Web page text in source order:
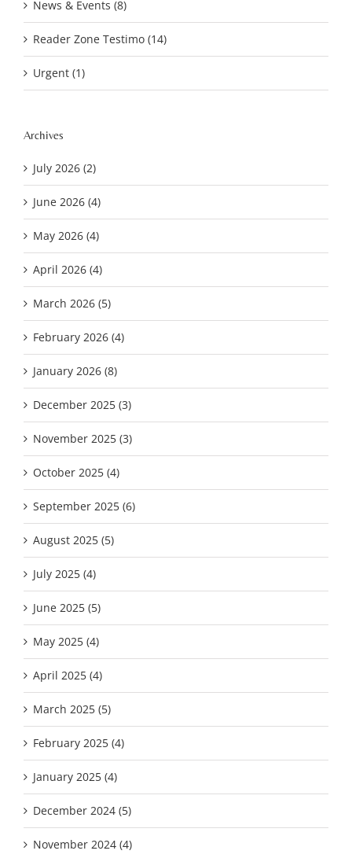
News & Events (8)
Reader Zone Testimo (14)
Urgent (1)
Archives
July 2026 (2)
June 2026 (4)
May 2026 (4)
April 2026 (4)
March 2026 (5)
February 2026 (4)
January 2026 (8)
December 2025 (3)
November 2025 (3)
October 2025 (4)
September 2025 (6)
August 2025 (5)
July 2025 (4)
June 2025 (5)
May 2025 (4)
April 2025 (4)
March 2025 (5)
February 2025 (4)
January 2025 (4)
December 2024 (5)
November 2024 (4)